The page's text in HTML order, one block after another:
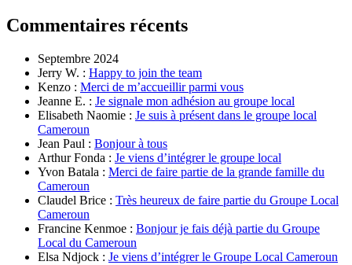
Commentaires récents
Septembre 2024
Jerry W. : Happy to join the team
Kenzo : Merci de m’accueillir parmi vous
Jeanne E. : Je signale mon adhésion au groupe local
Elisabeth Naomie : Je suis à présent dans le groupe local
Cameroun
Jean Paul : Bonjour à tous
Arthur Fonda : Je viens d’intégrer le groupe local
Yvon Batala : Merci de faire partie de la grande famille du
Cameroun
Claudel Brice : Très heureux de faire partie du Groupe Local
Cameroun
Francine Kenmoe : Bonjour je fais déjà partie du Groupe
Local du Cameroun
Elsa Ndjock : Je viens d’intégrer le Groupe Local Cameroun